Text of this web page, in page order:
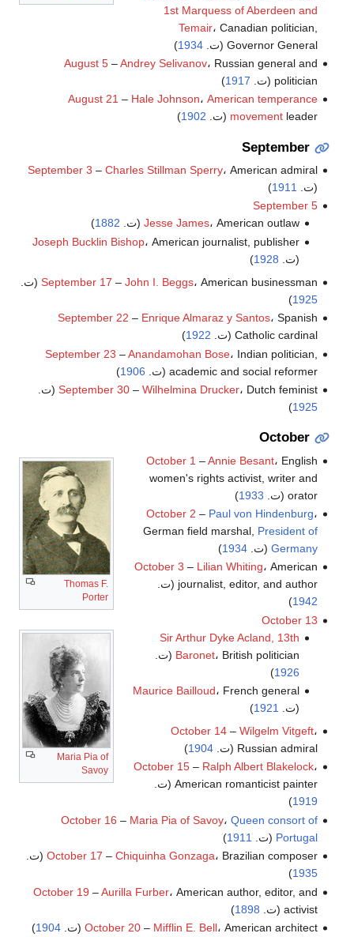
1st Marquess of Aberdeen and
Temair، Canadian politician,
Governor General (ت.
1934
)
August 5–Andrey Selivanov، Russian general and
politician (ت.
1917
)
August 21 – Hale Johnson، American temperance
movementleader (ت. 1902
)
September
September 3 – Charles Stillman Sperry، American admiral
(ت.
1911
)
September 5
Jesse James، American outlaw (ت. 1882
)
Joseph Bucklin Bishop، American journalist, publisher
(ت. 1928
)
September 17 – John I. Beggs، American businessman (ت.
1925
)
September 22 – Enrique Almaraz y Santos، Spanish
Catholic cardinal (ت.
1922
)
September 23 –Anandamohan Bose، Indian politician,
academic and social reformer (ت.
1906
)
September 30– Wilhelmina Drucker، Dutch feminist (ت.
1925
)
October
Thomas F.
Porter
Maria Pia of
Savoy
October 1 –Annie Besant، English
women's rights activist, writer and
orator (ت.
1933
)
October 2 – Paul von Hindenburg،
German field marshal, President of
Germany (ت.1934
)
October 3 – Lilian Whiting، American
journalist, editor, and author (ت.
1942
)
October 13
Sir Arthur Dyke Acland, 13th
Baronet، British politician (ت.
1926
)
Maurice Bailloud، French general
(ت.
1921
)
October 14– Wilgelm Vitgeft،
Russian admiral (ت.
1904
)
October 15– Ralph Albert Blakelock،
American romanticist painter (ت.
1919
)
October 16 – Maria Pia of Savoy، Queen consort of
Portugal (ت. 1911
)
October 17 – Chiquinha Gonzaga، Brazilian composer (ت.
1935
)
October 19 –Aurilla Furber، American author, editor, and
activist (ت.
1898
)
October 20– Mifflin E. Bell، American architect (ت. 1904
)